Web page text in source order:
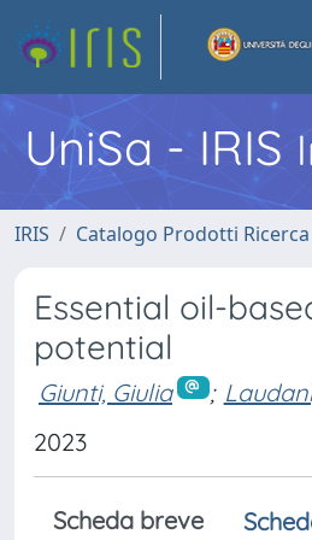
UniSa - IRIS
IRIS Catalogo Prodotti Ricerca
Essential oil-
potential
Giunti, Giulia ;
2023
Scheda breve